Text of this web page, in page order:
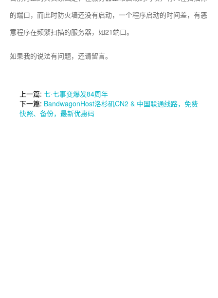
的端口，而此时防火墙还没有启动，一个程序启动的时间差，有恶
意程序在频繁扫描的服务器，如21端口。
如果我的说法有问题，还请留言。
上一篇: 七·七事变爆发84周年
下一篇: BandwagonHost洛杉矶CN2 & 中国联通线路，免费
快照、备份，最新优惠码